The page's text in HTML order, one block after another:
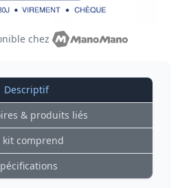
chez
Descriptif
& produits liés
kit comprend